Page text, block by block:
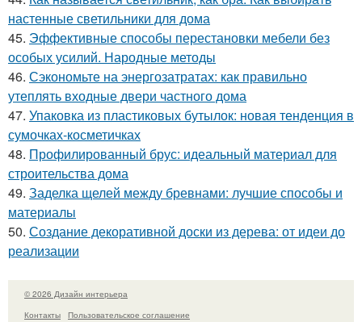
настенные светильники для дома
45. Эффективные способы перестановки мебели без
особых усилий. Народные методы
46. Сэкономьте на энергозатратах: как правильно
утеплять входные двери частного дома
47. Упаковка из пластиковых бутылок: новая тенденция в
сумочках-косметичках
48. Профилированный брус: идеальный материал для
строительства дома
49. Заделка щелей между бревнами: лучшие способы и
материалы
50. Создание декоративной доски из дерева: от идеи до
реализации
© 2026 Дизайн интерьера
Контакты
Пользовательское соглашение